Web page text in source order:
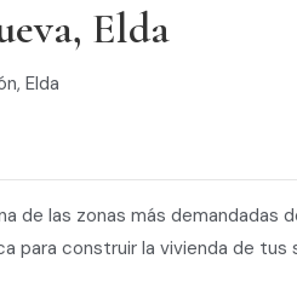
Elda
Elda
de las zonas más demandadas
para construir la vivienda de